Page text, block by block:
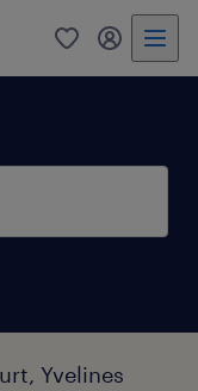
0 mon
Yvelines